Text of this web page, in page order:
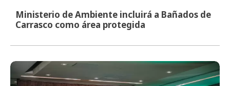
Ministerio de Ambiente incluirá a Bañados de
Carrasco como área protegida